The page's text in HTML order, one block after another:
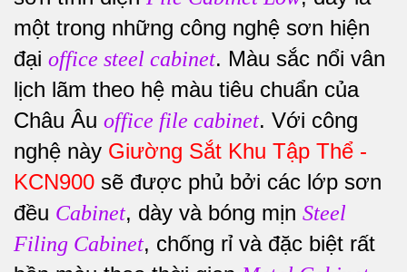
một trong những công nghệ sơn hiện
đại office steel cabinet. Màu sắc nổi vân
lịch lãm theo hệ màu tiêu chuẩn của
Châu Âu office file cabinet. Với công
nghệ này Giường Sắt Khu Tập Thể -
KCN900 sẽ được phủ bởi các lớp sơn
đều Cabinet, dày và bóng mịn Steel
Filing Cabinet, chống rỉ và đặc biệt rất